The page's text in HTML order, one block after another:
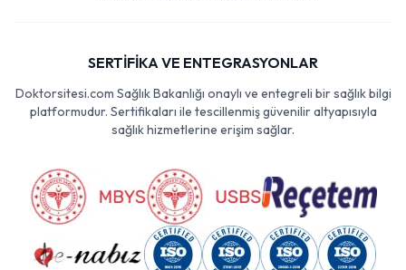
SERTİFİKA VE ENTEGRASYONLAR
Doktorsitesi.com Sağlık Bakanlığı onaylı ve entegreli bir sağlık bilgi
platformudur. Sertifikaları ile tescillenmiş güvenilir altyapısıyla
sağlık hizmetlerine erişim sağlar.